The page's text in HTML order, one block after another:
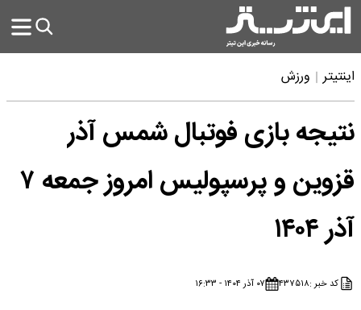
اینتیتر ورزش
نتیجه بازی فوتبال شمس آذر
قزوین و پرسپولیس امروز جمعه ۷
آذر ۱۴۰۴
کد خبر :۴۳۷۵۱۸ ۰۷ آذر ۱۴۰۴ - ۱۶:۳۳